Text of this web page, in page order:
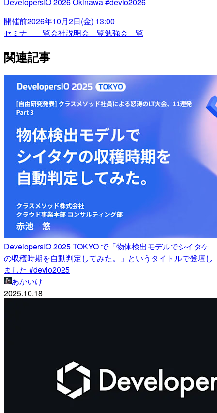
DevelopersIO 2026 Okinawa #devio2026
開催前2026年10月2日(金) 13:00
セミナー一覧会社説明会一覧勉強会一覧
関連記事
DevelopersIO 2025 TOKYO で「物体検出モデルでシイタケ
の収穫時期を自動判定してみた。」というタイトルで登壇し
ました #devio2025
あかいけ
2025.10.18